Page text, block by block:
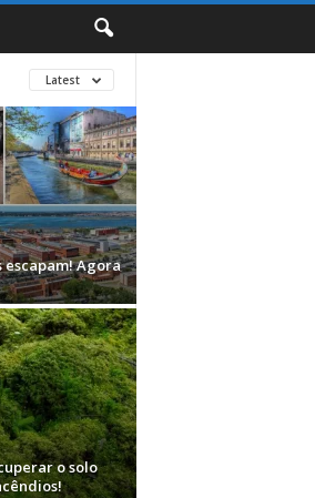
Latest
escapam! Agora
o solo